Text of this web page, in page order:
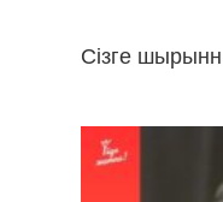
Сізге